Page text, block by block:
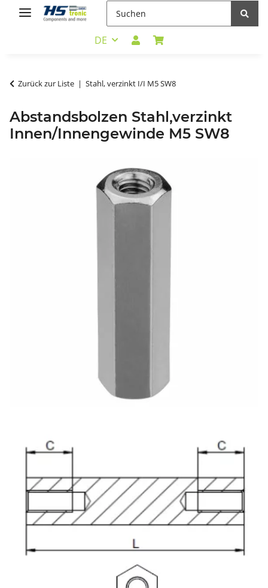
DE
Zurück zur Liste Stahl, verzinkt I/I M5 SW8
Abstandsbolzen Stahl,verzinkt
Innen/Innengewinde M5 SW8